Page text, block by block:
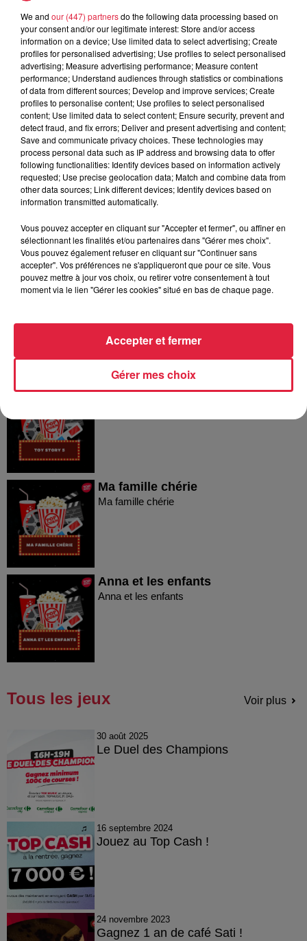
5 août 2026
Europa-Park : des précisons sur
l’après Euro-Mir
Dans la même série
Un champ de fraises pour
Un champ de fraises pour l'éternité
Les Parfait(s) : Arnaques en
Les Parfait(s) : Arnaques en famille
Toy Story 5
Ma famille chérie
Ma famille chérie
Anna et les enfants
Anna et les enfants
Tous les jeux Voir plus
30 août 2025
Le Duel des Champions
16 septembre 2024
Jouez au Top Cash !
24 novembre 2023
Gagnez 1 an de café Sati !
We and our (447) partnersdo the following data processing based on
your consent and/or our legitimate interest: Store and/or access
information on a device; Use limited data to select advertising; Create
profiles for personalised advertising; Use profiles to select personalised
advertising; Measure advertising performance; Measure content
performance; Understand audiences through statistics or combinations
of data from different sources; Develop and improve services; Create
profiles to personalise content; Use profiles to select personalised
content; Use limited data to select content; Ensure security, prevent and
detect fraud, and fix errors; Deliver and present advertising and content;
Save and communicate privacy choices. These technologies may
process personal data such as IP address and browsing data to offer
following functionalities: Identify devices based on information actively
requested; Use precise geolocation data; Match and combine data from
other data sources; Link different devices; Identify devices based on
information transmitted automatically.
Vous pouvez accepter en cliquant sur "Accepter et fermer", ou affiner en
sélectionnant les finalités et/ou partenaires dans "Gérer mes choix".
Vous pouvez également refuser en cliquant sur "Continuer sans
accepter". Vos préférences ne s'appliqueront que pour ce site. Vous
pouvez mettre à jour vos choix, ou retirer votre consentement à tout
moment via le lien "Gérer les cookies" situé en bas de chaque page.
Gérer mes choix
Accepter et fermer